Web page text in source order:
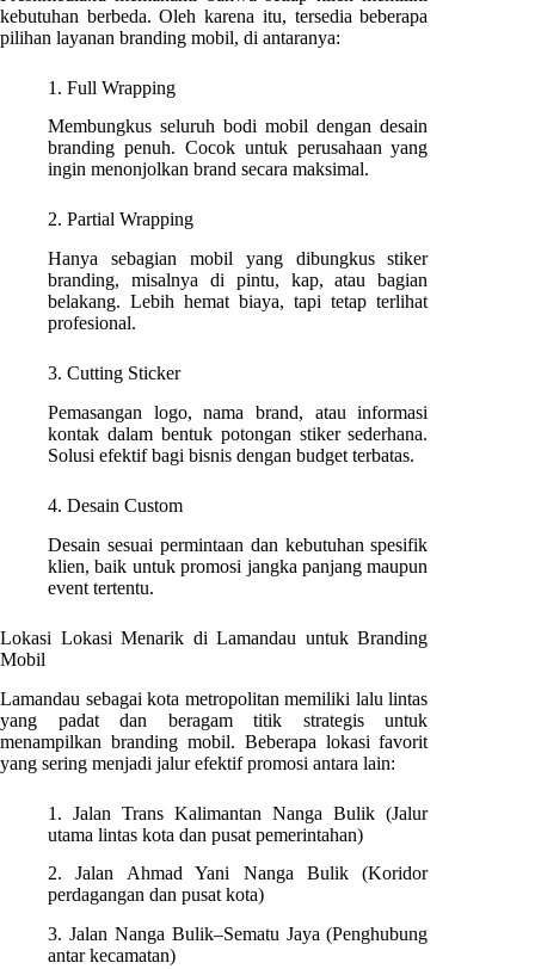
kebutuhan berbeda. Oleh karena itu, tersedia beberapa
pilihan layanan branding mobil, di antaranya:
1. Full Wrapping
Membungkus seluruh bodi mobil dengan desain
branding penuh. Cocok untuk perusahaan yang
ingin menonjolkan brand secara maksimal.
2. Partial Wrapping
Hanya sebagian mobil yang dibungkus stiker
branding, misalnya di pintu, kap, atau bagian
belakang. Lebih hemat biaya, tapi tetap terlihat
profesional.
3. Cutting Sticker
Pemasangan logo, nama brand, atau informasi
kontak dalam bentuk potongan stiker sederhana.
Solusi efektif bagi bisnis dengan budget terbatas.
4. Desain Custom
Desain sesuai permintaan dan kebutuhan spesifik
klien, baik untuk promosi jangka panjang maupun
event tertentu.
Lokasi Lokasi Menarik di Lamandau untuk Branding
Mobil
Lamandau sebagai kota metropolitan memiliki lalu lintas
yang padat dan beragam titik strategis untuk
menampilkan branding mobil. Beberapa lokasi favorit
yang sering menjadi jalur efektif promosi antara lain:
1. Jalan Trans Kalimantan Nanga Bulik (Jalur
utama lintas kota dan pusat pemerintahan)
2. Jalan Ahmad Yani Nanga Bulik (Koridor
perdagangan dan pusat kota)
3. Jalan Nanga Bulik–Sematu Jaya (Penghubung
antar kecamatan)